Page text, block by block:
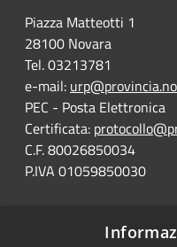
Piazza Matteotti 1
28100 Novara
Tel. 03213781
e-mail:
PEC - Posta Elettronica
Certificata:
C.F. 80026850034
P.IVA 01059850030